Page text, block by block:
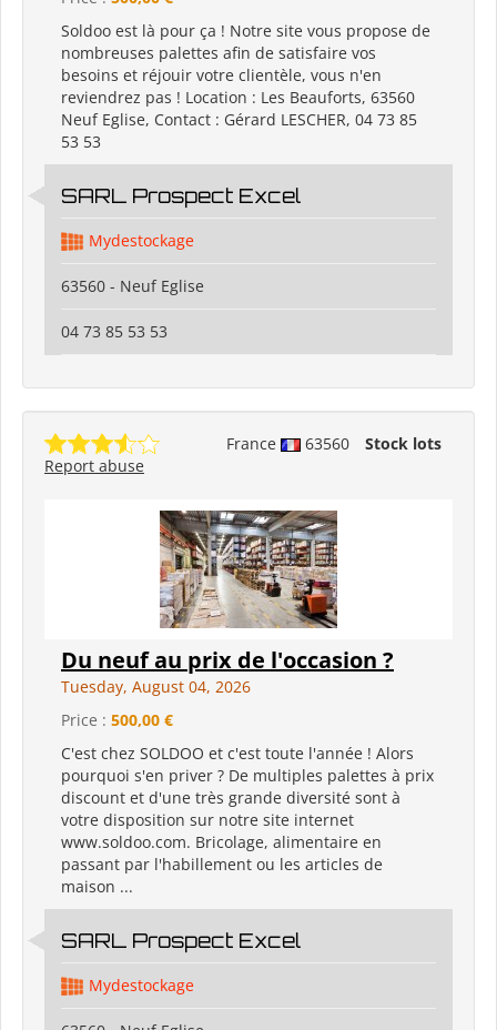
Soldoo est là pour ça ! Notre site vous propose de
nombreuses palettes afin de satisfaire vos
besoins et réjouir votre clientèle, vous n'en
reviendrez pas ! Location : Les Beauforts, 63560
Neuf Eglise, Contact : Gérard LESCHER, 04 73 85
53 53
SARL Prospect Excel
Mydestockage
63560 - Neuf Eglise
04 73 85 53 53
France 63560
Stock lots
Report abuse
Du neuf au prix de l'occasion ?
Tuesday, August 04, 2026
Price : 500,00 €
C'est chez SOLDOO et c'est toute l'année ! Alors
pourquoi s'en priver ? De multiples palettes à prix
discount et d'une très grande diversité sont à
votre disposition sur notre site internet
www.soldoo.com. Bricolage, alimentaire en
passant par l'habillement ou les articles de
maison ...
SARL Prospect Excel
Mydestockage